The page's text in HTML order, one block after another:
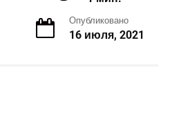
Опубликовано
16 июля, 2021